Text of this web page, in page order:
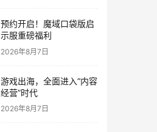
预约开启！魔域口袋版启
示服重磅福利
2026年8月7日
游戏出海，全面进入“内容
经营”时代
2026年8月7日